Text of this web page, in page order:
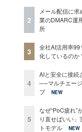
2
メール配信に
業のDMARC運
所
3
全社AI活用率99
化しているのか
4
AIと安全に接続
──マルチエー
プ
NEW
5
なぜ“PoC疲れ
り直せばいい
トモデル
NEW